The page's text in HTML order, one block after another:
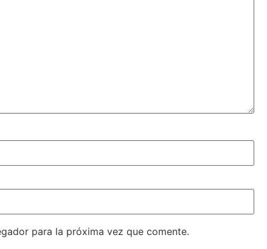
para la próxima vez que comente.